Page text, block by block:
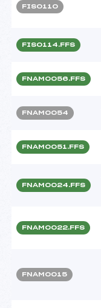
FIS0110
FIS0114.FFS
FNAM0056.FFS
FNAM0054
FNAM0051.FFS
FNAM0024.FFS
FNAM0022.FFS
FNAM0015